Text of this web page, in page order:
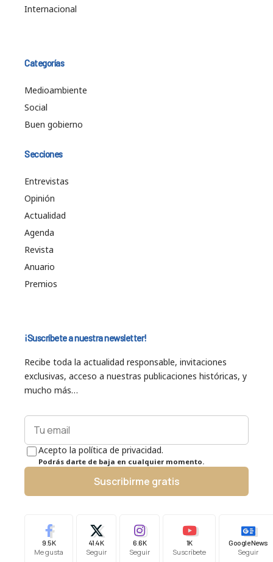
Internacional
Categorías
Medioambiente
Social
Buen gobierno
Secciones
Entrevistas
Opinión
Actualidad
Agenda
Revista
Anuario
Premios
¡Suscríbete a nuestra newsletter!
Recibe toda la actualidad responsable, invitaciones
exclusivas, acceso a nuestras publicaciones históricas, y
mucho más…
Acepto la política de privacidad.
Podrás darte de baja en cualquier momento.
Suscribirme gratis
9.5K
Me gusta
41.4K
Seguir
6.6K
Seguir
1K
Suscríbete
Google News
Seguir